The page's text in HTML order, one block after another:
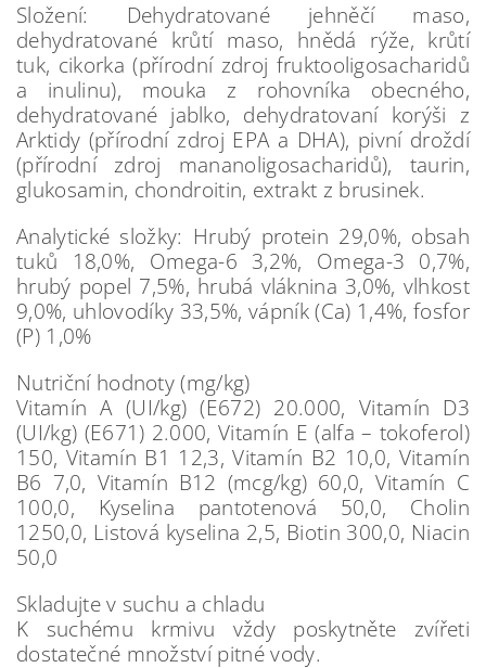
Složení: Dehydratované jehněčí maso,
dehydratované krůtí maso, hnědá rýže, krůtí
tuk, cikorka (přírodní zdroj fruktooligosacharidů
a inulinu), mouka z rohovníka obecného,
dehydratované jablko, dehydratovaní korýši z
Arktidy (přírodní zdroj EPA a DHA), pivní droždí
(přírodní zdroj mananoligosacharidů), taurin,
glukosamin, chondroitin, extrakt z brusinek.
Analytické složky: Hrubý protein 29,0%, obsah
tuků 18,0%, Omega-6 3,2%, Omega-3 0,7%,
hrubý popel 7,5%, hrubá vláknina 3,0%, vlhkost
9,0%, uhlovodíky 33,5%, vápník (Ca) 1,4%, fosfor
(P) 1,0%
Nutriční hodnoty (mg/kg)
Vitamín A (UI/kg) (E672) 20.000, Vitamín D3
(UI/kg) (E671) 2.000, Vitamín E (alfa – tokoferol)
150, Vitamín B1 12,3, Vitamín B2 10,0, Vitamín
B6 7,0, Vitamín B12 (mcg/kg) 60,0, Vitamín C
100,0, Kyselina pantotenová 50,0, Cholin
1250,0, Listová kyselina 2,5, Biotin 300,0, Niacin
50,0
Skladujte v suchu a chladu
K suchému krmivu vždy poskytněte zvířeti
dostatečné množství pitné vody.